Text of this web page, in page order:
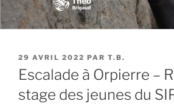
PUBLIÉ
LE
29 AVRIL 2022 PAR T.B.
Escalade à Orpierre –
stage des jeunes du